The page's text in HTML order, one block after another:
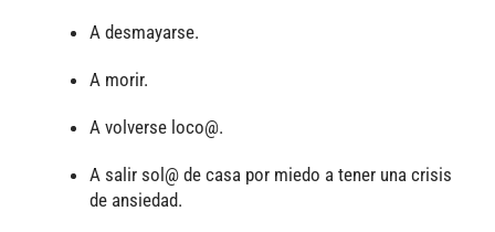
A desmayarse.
A morir.
A volverse loco@.
A salir sol@ de casa por miedo a tener una crisis
de ansiedad.